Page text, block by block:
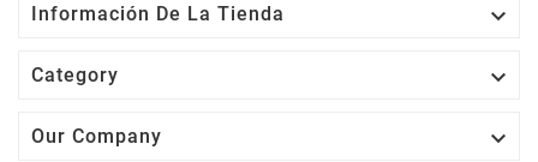
Información De La Tienda 
Category 
Our Company 